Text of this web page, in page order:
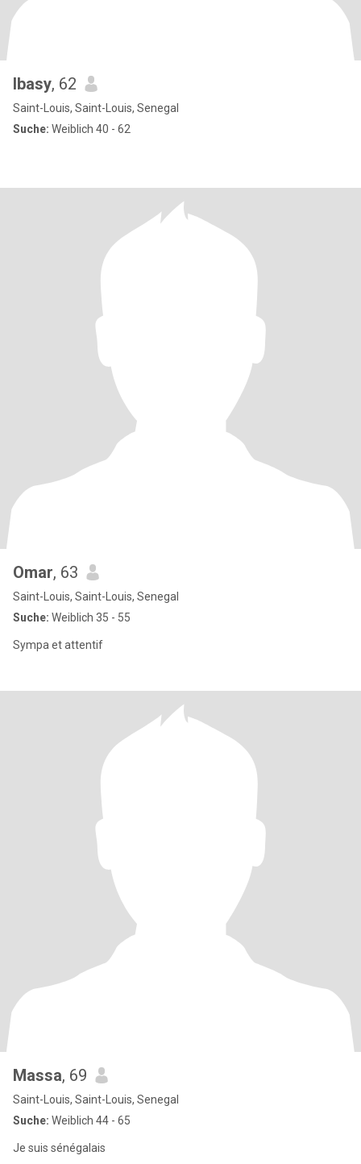
Ibasy, 62
Saint-Louis, Saint-Louis, Senegal
Suche: Weiblich 40 - 62
Omar, 63
Saint-Louis, Saint-Louis, Senegal
Suche: Weiblich 35 - 55
Sympa et attentif
Massa, 69
Saint-Louis, Saint-Louis, Senegal
Suche: Weiblich 44 - 65
Je suis sénégalais